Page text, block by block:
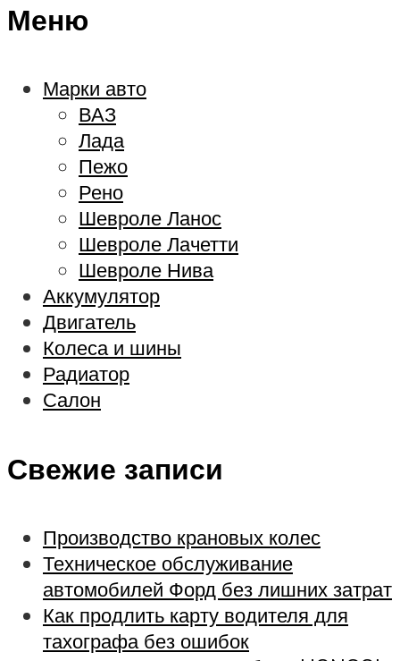
Меню
Марки авто
ВАЗ
Лада
Пежо
Рено
Шевроле Ланос
Шевроле Лачетти
Шевроле Нива
Аккумулятор
Двигатель
Колеса и шины
Радиатор
Салон
Свежие записи
Производство крановых колес
Техническое обслуживание
автомобилей Форд без лишних затрат
Как продлить карту водителя для
тахографа без ошибок